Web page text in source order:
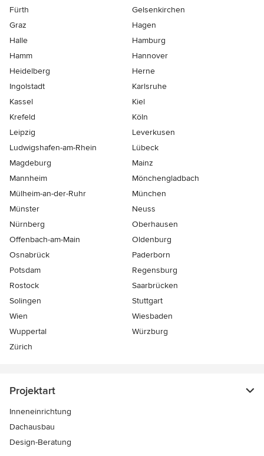
Fürth
Gelsenkirchen
Graz
Hagen
Halle
Hamburg
Hamm
Hannover
Heidelberg
Herne
Ingolstadt
Karlsruhe
Kassel
Kiel
Krefeld
Köln
Leipzig
Leverkusen
Ludwigshafen-am-Rhein
Lübeck
Magdeburg
Mainz
Mannheim
Mönchen­gladbach
Mülheim-an-der-Ruhr
München
Münster
Neuss
Nürnberg
Oberhausen
Offenbach-am-Main
Oldenburg
Osnabrück
Paderborn
Potsdam
Regensburg
Rostock
Saarbrücken
Solingen
Stuttgart
Wien
Wiesbaden
Wuppertal
Würzburg
Zürich
Projektart
Inneneinrichtung
Dachausbau
Design-Beratung